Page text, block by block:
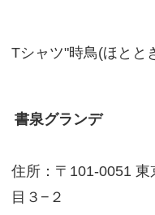
Tシャツ"時鳥(ほとと
書泉グランデ
住所：〒101-0051
目３−２